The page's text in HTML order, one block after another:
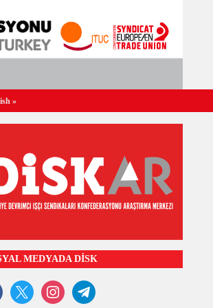
»
MEDYADA DİSK
x instagramtelegram